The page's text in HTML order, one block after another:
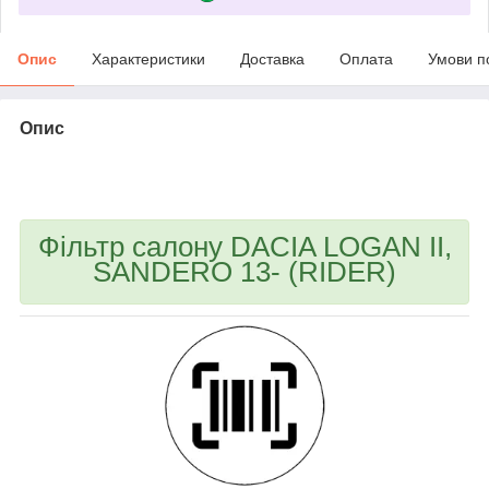
Опис Характеристики Доставка Оплата Умови
Опис
Фільтр салону DACIA LOGAN II,
SANDERO 13- (RIDER)